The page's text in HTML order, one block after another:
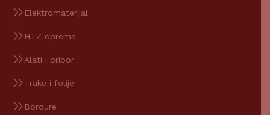
Elektromaterijal
HTZ oprema
Alati i pribor
Trake i folije
Bordure